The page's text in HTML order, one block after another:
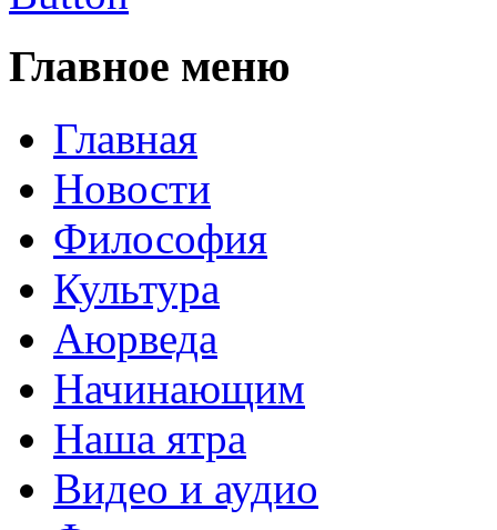
Главное меню
Главная
Новости
Философия
Культура
Аюрведа
Начинающим
Наша ятра
Видео и аудио